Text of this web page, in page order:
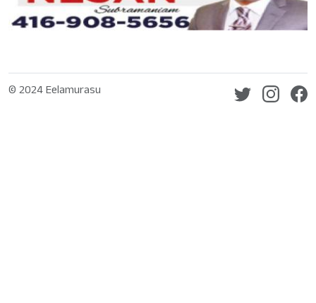
© 2024 Eelamurasu